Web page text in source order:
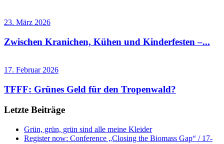
23. März 2026
Zwischen Kranichen, Kühen und Kinderfesten –...
17. Februar 2026
TFFF: Grünes Geld für den Tropenwald?
Letzte Beiträge
Grün, grün, grün sind alle meine Kleider
Register now: Conference „Closing the Biomass Gap“ / 17-